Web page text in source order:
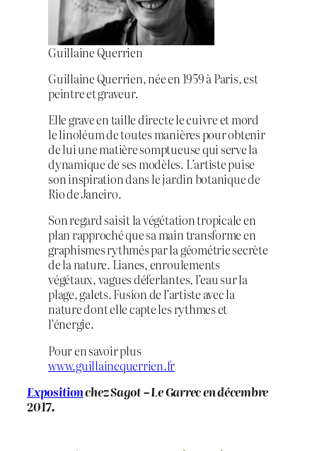
Guillaine Querrien
Guillaine Querrien, née en 1959 à Paris, est
peintre et graveur.
Elle grave en taille directe le cuivre et mord
le linoléum de toutes manières pour obtenir
de lui une matière somptueuse qui serve la
dynamique de ses modèles. L’artiste puise
son inspiration dans le jardin botanique de
Rio de Janeiro.
Son regard saisit la végétation tropicale en
plan rapproché que sa main transforme en
graphismes rythmés par la géométrie secrète
de la nature. Lianes, enroulements
végétaux, vagues déferlantes, l’eau sur la
plage, galets. Fusion de l’artiste avec la
nature dont elle capte les rythmes et
l’énergie.
Pour en savoir plus
www.guillainequerrien.fr
Expositionchez Sagot – Le Garrec en décembre
2017.